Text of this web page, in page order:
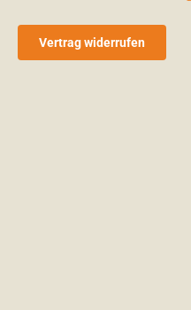
Vertrag widerrufen